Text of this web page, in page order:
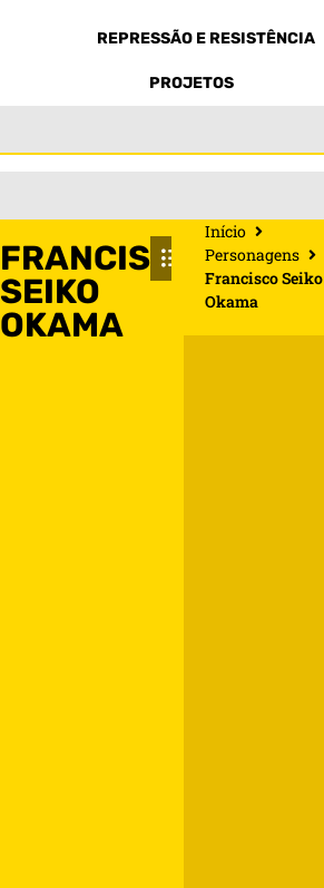
REPRESSÃO E RESISTÊNCIA
PROJETOS
FRANCISCO
SEIKO
OKAMA
Início
Personagens
Francisco Seiko
Okama